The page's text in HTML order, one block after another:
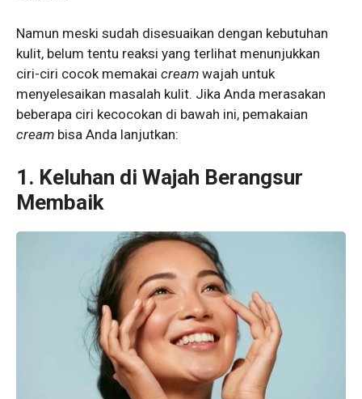
Namun meski sudah disesuaikan dengan kebutuhan
kulit, belum tentu reaksi yang terlihat menunjukkan
ciri-ciri cocok memakai cream wajah untuk
menyelesaikan masalah kulit. Jika Anda merasakan
beberapa ciri kecocokan di bawah ini, pemakaian
cream bisa Anda lanjutkan:
1. Keluhan di Wajah Berangsur
Membaik